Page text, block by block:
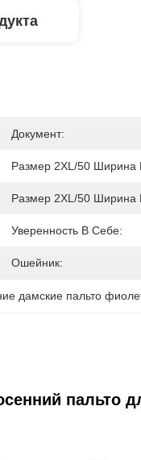
Документ:
Размер 2XL/50 Ширина
Размер 2XL/50 Ширина
Уверенность В Себе:
Ошейник:
дамские пальто
пальто